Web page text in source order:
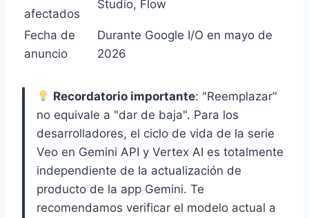
afectados
Studio, Flow
Fecha de
anuncio
Durante Google I/O en mayo de
2026
Recordatorio importante: "Reemplazar"
no equivale a "dar de baja". Para los
desarrolladores, el ciclo de vida de la serie
Veo en Gemini API y Vertex AI es totalmente
independiente de la actualización de
producto de la app Gemini. Te
recomendamos verificar el modelo actual a